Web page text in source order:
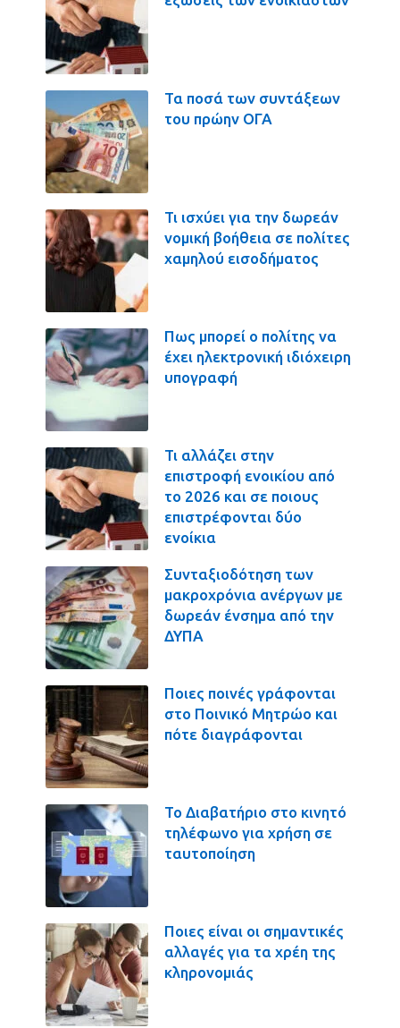
Τα ποσά των συντάξεων
του πρώην ΟΓΑ
Τι ισχύει για την δωρεάν
νομική βοήθεια σε πολίτες
χαμηλού εισοδήματος
Πως μπορεί ο πολίτης να
έχει ηλεκτρονική ιδιόχειρη
υπογραφή
Τι αλλάζει στην
επιστροφή ενοικίου από
το 2026 και σε ποιους
επιστρέφονται δύο
ενοίκια
Συνταξιοδότηση των
μακροχρόνια ανέργων με
δωρεάν ένσημα από την
ΔΥΠΑ
Ποιες ποινές γράφονται
στο Ποινικό Μητρώο και
πότε διαγράφονται
Το Διαβατήριο στο κινητό
τηλέφωνο για χρήση σε
ταυτοποίηση
Ποιες είναι οι σημαντικές
αλλαγές για τα χρέη της
κληρονομιάς